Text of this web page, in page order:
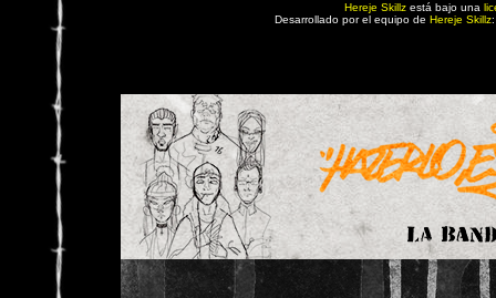
Hereje Skillz está bajo una
Desarrollado por el equipo de Hereje Skillz